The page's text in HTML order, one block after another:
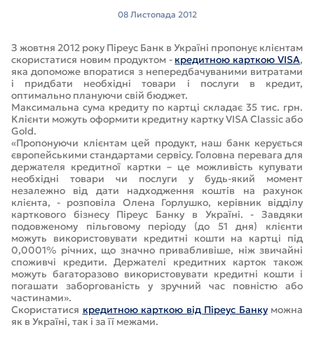
08 Листопада 2012
З жовтня 2012 року Піреус Банк в Україні пропонує клієнтам
скористатися новим продуктом - кредитною карткою VISA,
яка допоможе впоратися з непередбачуваними витратами
і придбати необхідні товари і послуги в кредит,
оптимально плануючи свій бюджет.
Максимальна сума кредиту по картці складає 35 тис. грн.
Клієнти можуть оформити кредитну картку VISA Classic або
Gold.
«Пропонуючи клієнтам цей продукт, наш банк керується
європейськими стандартами сервісу. Головна перевага для
держателя кредитної картки – це можливість купувати
необхідні товари чи послуги у будь-який момент
незалежно від дати надходження коштів на рахунок
клієнта, - розповіла Олена Горлушко, керівник відділу
карткового бізнесу Піреус Банку в Україні. - Завдяки
подовженому пільговому періоду (до 51 дня) клієнти
можуть використовувати кредитні кошти на картці під
0,0001% річних, що значно привабливіше, ніж звичайні
споживчі кредити. Держателі кредитних карток також
можуть багаторазово використовувати кредитні кошти і
погашати заборгованість у зручний час повністю або
частинами».
Скористатися кредитною карткою від Піреус Банкуможна
як в Україні, так і за її межами.